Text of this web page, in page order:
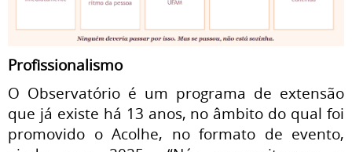
Profissionalismo
O Observatório é um programa de extensão
que já existe há 13 anos, no âmbito do qual foi
promovido o Acolhe, no formato de evento,